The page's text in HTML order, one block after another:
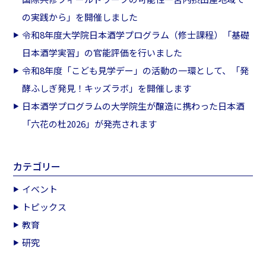
の実践から」を開催しました
令和8年度大学院日本酒学プログラム（修士課程）「基礎
日本酒学実習」の官能評価を行いました
令和8年度「こども見学デー」の活動の一環として、「発
酵ふしぎ発見！キッズラボ」を開催します
日本酒学プログラムの大学院生が醸造に携わった日本酒
「六花の杜2026」が発売されます
カテゴリー
イベント
トピックス
教育
研究